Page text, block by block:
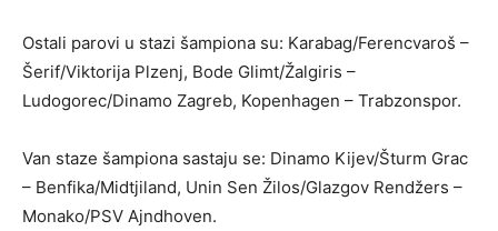
Ostali parovi u stazi šampiona su: Karabag/Ferencvaroš –
Šerif/Viktorija Plzenj, Bode Glimt/Žalgiris –
Ludogorec/Dinamo Zagreb, Kopenhagen – Trabzonspor.
Van staze šampiona sastaju se: Dinamo Kijev/Šturm Grac
– Benfika/Midtjiland, Unin Sen Žilos/Glazgov Rendžers –
Monako/PSV Ajndhoven.